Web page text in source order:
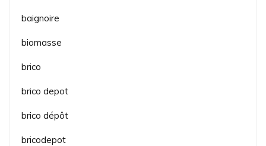
baignoire
biomasse
brico
brico depot
brico dépôt
bricodepot